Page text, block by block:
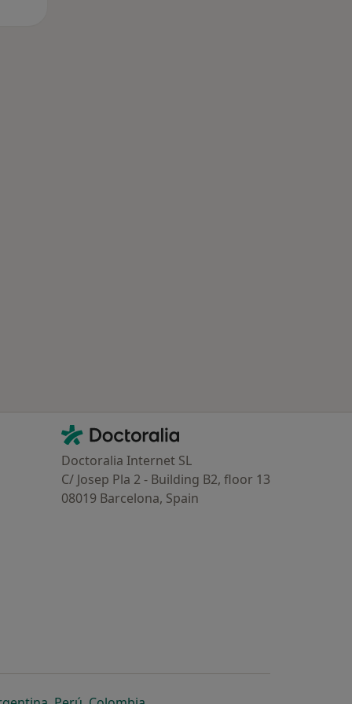
Contacto
Doctoralia - Homepage
Doctoralia Internet SL
C/ Josep Pla 2 - Building B2, floor 13
08019 Barcelona, Spain